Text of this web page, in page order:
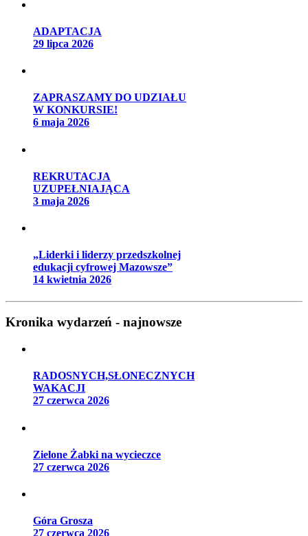
ADAPTACJA
29 lipca 2026
ZAPRASZAMY DO UDZIAŁU
W KONKURSIE!
6 maja 2026
REKRUTACJA
UZUPEŁNIAJĄCA
3 maja 2026
„Liderki i liderzy przedszkolnej
edukacji cyfrowej Mazowsze”
14 kwietnia 2026
Kronika wydarzeń - najnowsze
RADOSNYCH,SŁONECZNYCH
WAKACJI
27 czerwca 2026
Zielone Żabki na wycieczce
27 czerwca 2026
Góra Grosza
27 czerwca 2026